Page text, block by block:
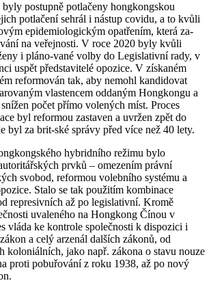
postupně potlačeny hongkongskou
potlačení sehrál i nástup covidu, a to kvůli
epidemiologickým opatřením, která za-
na veřejnosti. V roce 2020 byly kvůli
i pláno-vané volby do Legislativní rady, v
uspět představitelé opozice. V získaném
reformován tak, aby nemohl kandidovat
vlastencem oddaným Hongkongu a
počet přímo volených míst. Proces
byl reformou zastaven a uvržen zpět do
byl za brit-ské správy před více než 40 lety.
hybridního režimu bylo
prvků – omezením právní
svobod, reformou volebního systému a
Stalo se tak použitím kombinace
represivních až po legislativní. Kromě
uvaleného na Hongkong Čínou v
vláda ke kontrole společnosti k dispozici i
a celý arzenál dalších zákonů, od
koloniálních, jako např. zákona o stavu nouze
proti pobuřování z roku 1938, až po nový